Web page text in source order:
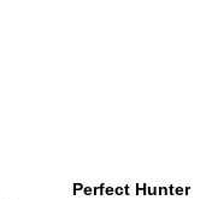
Perfect Hunter